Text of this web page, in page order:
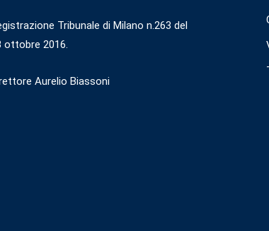
Tribunale di Milano n.263 del
ottobre 2016.
Aurelio Biassoni